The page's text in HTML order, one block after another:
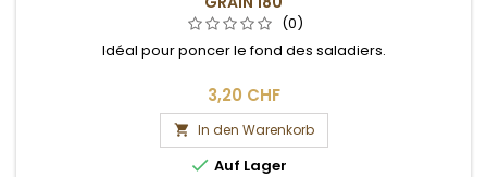
(0)
Idéal pour poncer le fond des saladiers.
3,20 CHF
 In den Warenkorb
 Auf Lager